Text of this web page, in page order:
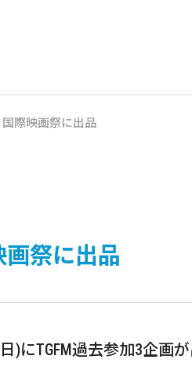
国際映画祭に出品
画祭に出品
)にTGFM過去参加3企画